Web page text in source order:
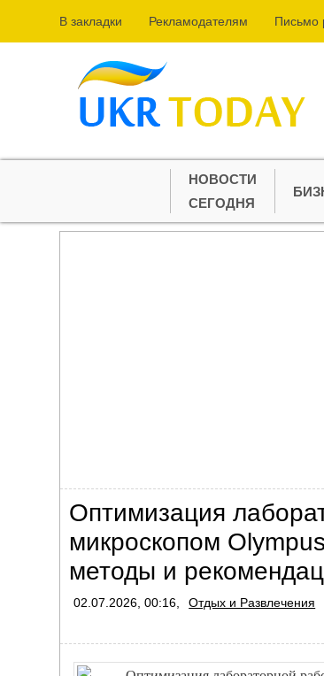
В закладки Рекламодателям Письмо
НОВОСТИ
СЕГОДНЯ
Оптимизация
микроскопом
методы и
02.07.2026, 00:16, Отдых и Развлечения